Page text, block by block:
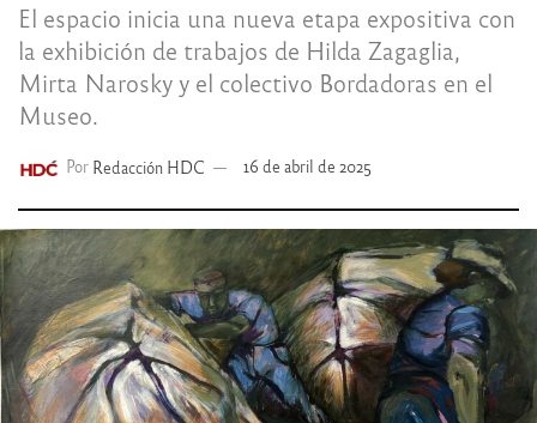
El espacio inicia una nueva etapa expositiva con
la exhibición de trabajos de Hilda Zagaglia,
Mirta Narosky y el colectivo Bordadoras en el
Museo.
Por Redacción HDC 16 de abril de 2025